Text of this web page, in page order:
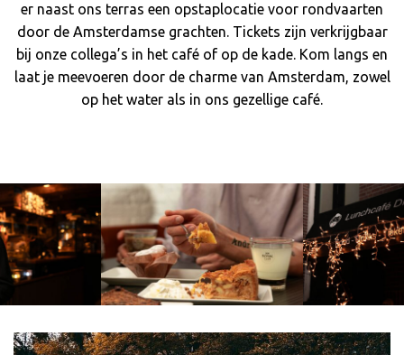
er naast ons terras een opstaplocatie voor rondvaarten
door de Amsterdamse grachten. Tickets zijn verkrijgbaar
bij onze collega’s in het café of op de kade. Kom langs en
laat je meevoeren door de charme van Amsterdam, zowel
op het water als in ons gezellige café.